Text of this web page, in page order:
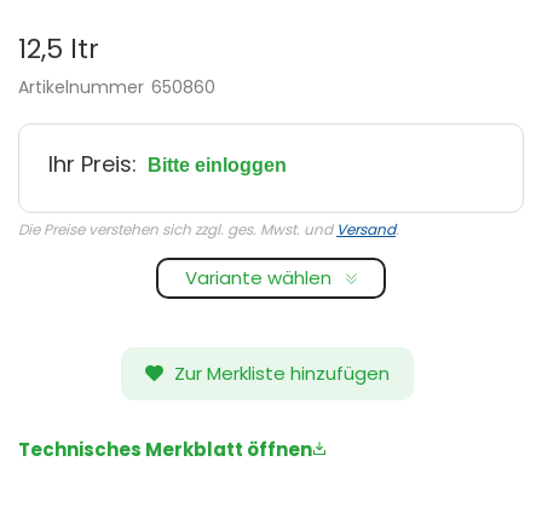
12,5 ltr
Artikelnummer 650860
Ihr Preis: Bitte einloggen
Die Preise verstehen sich zzgl. ges. Mwst. und Versand.
Variante wählen
Zur Merkliste hinzufügen
Technisches Merkblatt öffnen